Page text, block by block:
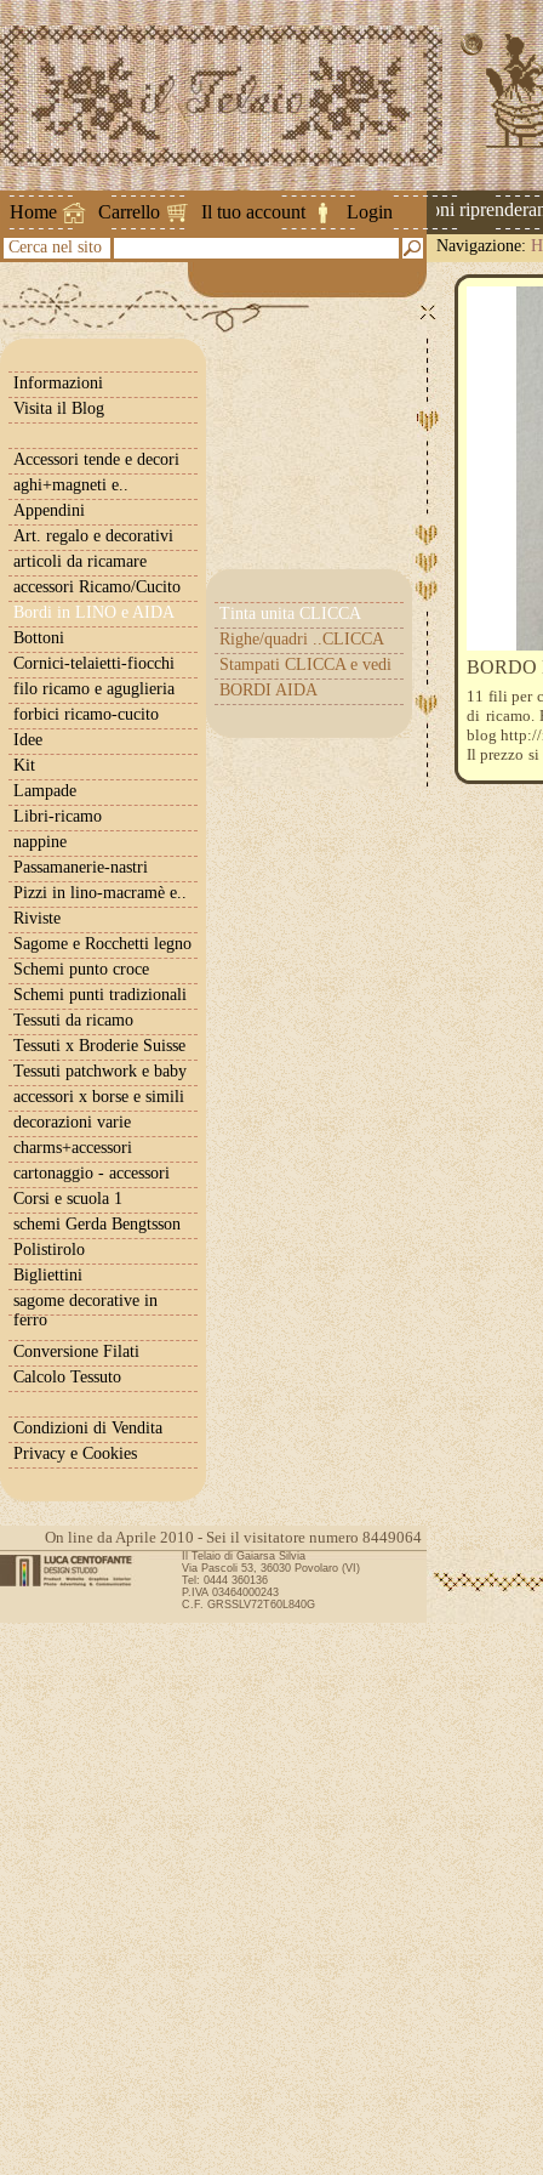
Home Carrello Il tuo account Login
Attenzione ! Le spedizioni
Cerca nel sito Navigazione:
Informazioni
Visita il Blog
Accessori tende e decori
aghi+magneti e..
Appendini
Art. regalo e decorativi
articoli da ricamare
accessori Ricamo/Cucito
Bordi in LINO e AIDA
Tinta unita CLICCA
Righe/quadri ..CLICCA
Stampati CLICCA e vedi
BORDI AIDA
Bottoni
Cornici-telaietti-fiocchi
filo ricamo e aguglieria
forbici ricamo-cucito
Idee
Kit
Lampade
Libri-ricamo
nappine
Passamanerie-nastri
Pizzi in lino-macramè e..
Riviste
Sagome e Rocchetti legno
Schemi punto croce
Schemi punti tradizionali
Tessuti da ricamo
Tessuti x Broderie Suisse
Tessuti patchwork e baby
accessori x borse e simili
decorazioni varie
charms+accessori
cartonaggio - accessori
Corsi e scuola 1
schemi Gerda Bengtsson
Polistirolo
Bigliettini
sagome decorative in
ferro
Conversione Filati
Calcolo Tessuto
Condizioni di Vendita
Privacy e Cookies
BORDO
11 fili per
di ricamo.
blog
Il prezzo si
On line da Aprile 2010 - Sei il visitatore numero 8449064
Il Telaio di Gaiarsa Silvia
Via Pascoli 53, 36030 Povolaro (VI)
Tel: 0444 360136
P.IVA 03464000243
C.F. GRSSLV72T60L840G